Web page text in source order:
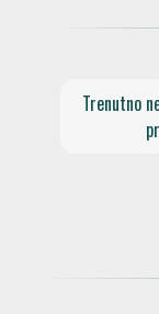
Trenutno